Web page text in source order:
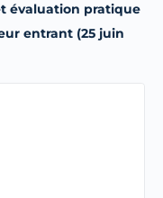
évaluation pratique
entrant (25 juin